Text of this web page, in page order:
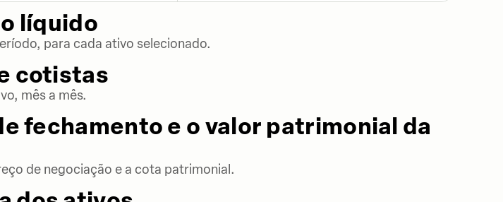
líquido
para cada ativo selecionado.
cotistas
mês a mês.
fechamento e o valor patrimonial da
de negociação e a cota patrimonial.